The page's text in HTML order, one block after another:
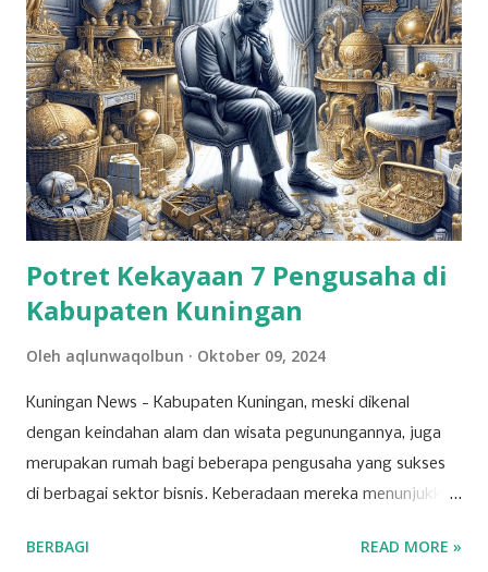
Potret Kekayaan 7 Pengusaha di
Kabupaten Kuningan
Oleh aqlunwaqolbun Oktober 09, 2024
Kuningan News - Kabupaten Kuningan, meski dikenal
dengan keindahan alam dan wisata pegunungannya, juga
merupakan rumah bagi beberapa pengusaha yang sukses
di berbagai sektor bisnis. Keberadaan mereka menunjukkan
berkembang pesat, dipicu oleh inovasi dan ketekunan para
BERBAGI READ MORE »